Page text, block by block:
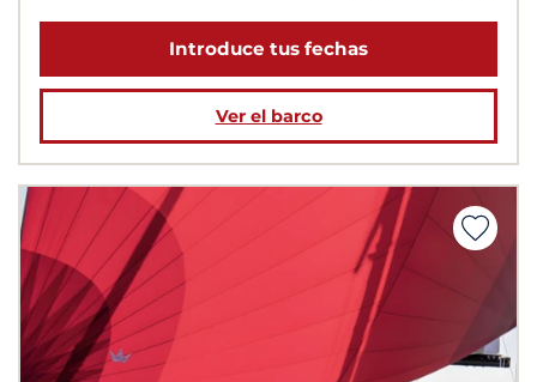
Introduce tus fechas
Ver el barco